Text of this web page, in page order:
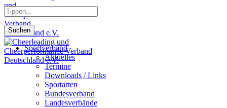
Suchen
Sportverband
Aktuelles
Termine
Downloads / Links
Sportarten
Bundesverband
Landesverbände